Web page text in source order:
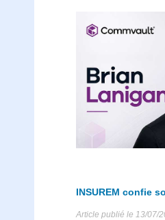
INSUREM confie
Article publié le 13/07/